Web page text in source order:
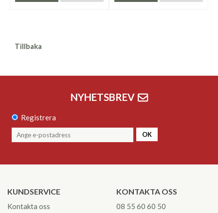
Tillbaka
NYHETSBREV
Registrera
OK
KUNDSERVICE
Kontakta oss
KONTAKTA OSS
08 55 60 60 50